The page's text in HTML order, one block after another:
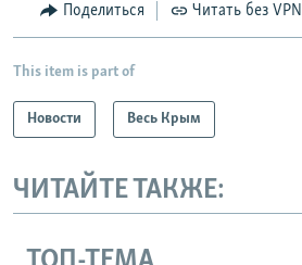
Поделиться Читать без VPN
This item is part of
Новости Весь Крым
ЧИТАЙТЕ ТАКЖЕ: